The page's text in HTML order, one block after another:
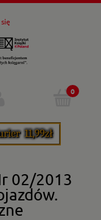
02/2013